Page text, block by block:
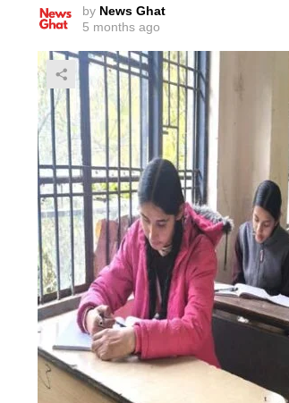
by News Ghat
5 months ago